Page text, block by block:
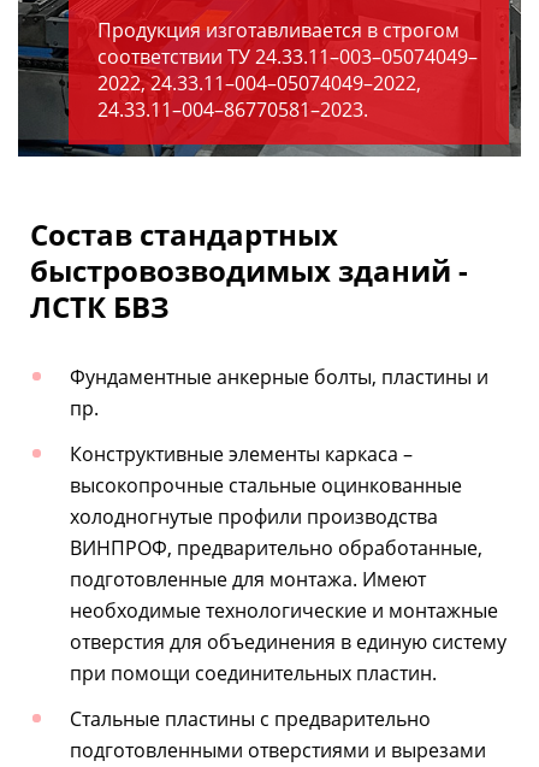
Продукция изготавливается в строгом
соответствии ТУ 24.33.11–003–05074049–
2022, 24.33.11–004–05074049–2022,
24.33.11–004–86770581–2023.
Состав стандартных
быстровозводимых зданий -
ЛСТК БВЗ
Фундаментные анкерные болты, пластины и
пр.
Конструктивные элементы каркаса –
высокопрочные стальные оцинкованные
холодногнутые профили производства
ВИНПРОФ, предварительно обработанные,
подготовленные для монтажа. Имеют
необходимые технологические и монтажные
отверстия для объединения в единую систему
при помощи соединительных пластин.
Стальные пластины с предварительно
подготовленными отверстиями и вырезами